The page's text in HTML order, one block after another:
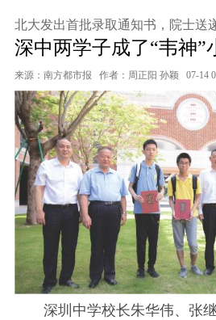
北大发出首批录取通知书，院士送
深中两学子成了“韦神”
来源：南方都市报 作者：周正阳 孙颖 07-14
深圳中学校长朱华伟、张继